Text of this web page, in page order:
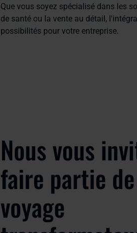
Que vous soyez spécialisé dans les
de santé ou la vente au détail,
possibilités pour votre entreprise.
Nous vous
faire partie
voyage